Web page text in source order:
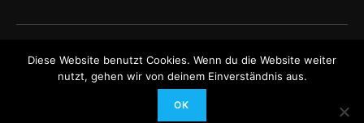
Diese Website benutzt Cookies. Wenn du die Website weiter
nutzt, gehen wir von deinem Einverständnis aus.
OK